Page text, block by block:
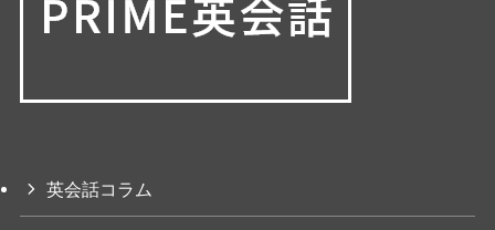
英会話コラム